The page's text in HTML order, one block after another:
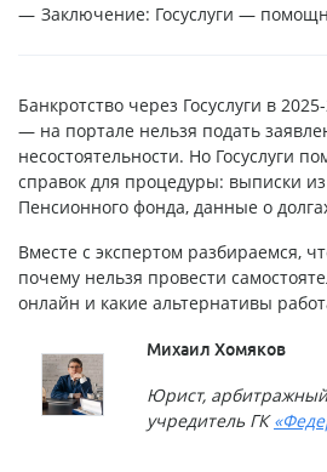
Заключение: Госуслуги —
Банкротство через Госуслуги в
— на портале нельзя подать
несостоятельности. Но Госуслуги
справок для процедуры: выписки
Пенсионного фонда, данные о
Вместе с экспертом разбираемся,
почему нельзя провести
онлайн и какие альтернативы
Михаил Хомяков
Юрист,
учредитель ГК